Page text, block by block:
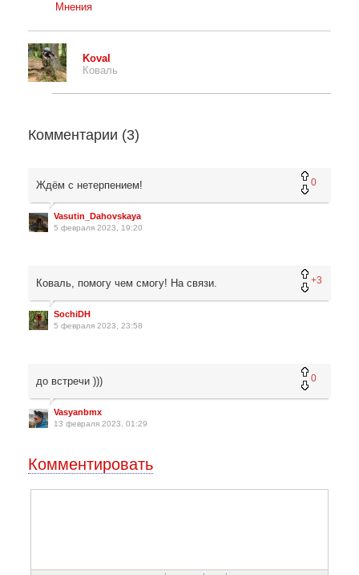
Мнения
Koval
Коваль
Комментарии (3)
0
Ждём с нетерпением!
Vasutin_Dahovskaya
5 февраля 2023, 19:20
+3
Коваль, помогу чем смогу! На связи.
SochiDH
5 февраля 2023, 23:58
0
до встречи )))
Vasyanbmx
13 февраля 2023, 01:29
Комментировать